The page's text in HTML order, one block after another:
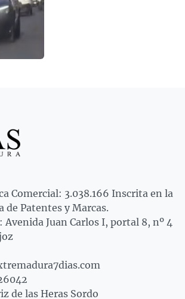
Comercial: 3.038.166 Inscrita en la
de Patentes y Marcas.
Juan Carlos I, portal 8, nº 4
de las Heras Sordo